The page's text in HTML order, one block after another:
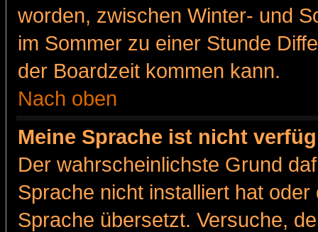
worden, zwischen Winter- und
im Sommer zu einer Stunde
der Boardzeit kommen kann.
Nach oben
Meine Sprache ist nicht
Der wahrscheinlichste Grund
Sprache nicht installiert hat
Sprache übersetzt. Versuche,